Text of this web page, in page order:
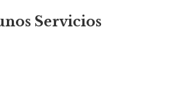
Servicios